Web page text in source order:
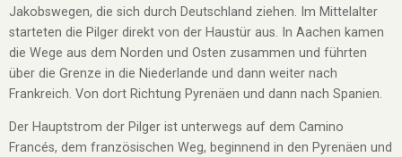
Jakobswegen, die sich durch Deutschland ziehen. Im Mittelalter
starteten die Pilger direkt von der Haustür aus. In Aachen kamen
die Wege aus dem Norden und Osten zusammen und führten
über die Grenze in die Niederlande und dann weiter nach
Frankreich. Von dort Richtung Pyrenäen und dann nach Spanien.
Der Hauptstrom der Pilger ist unterwegs auf dem Camino
Francés, dem französischen Weg, beginnend in den Pyrenäen und